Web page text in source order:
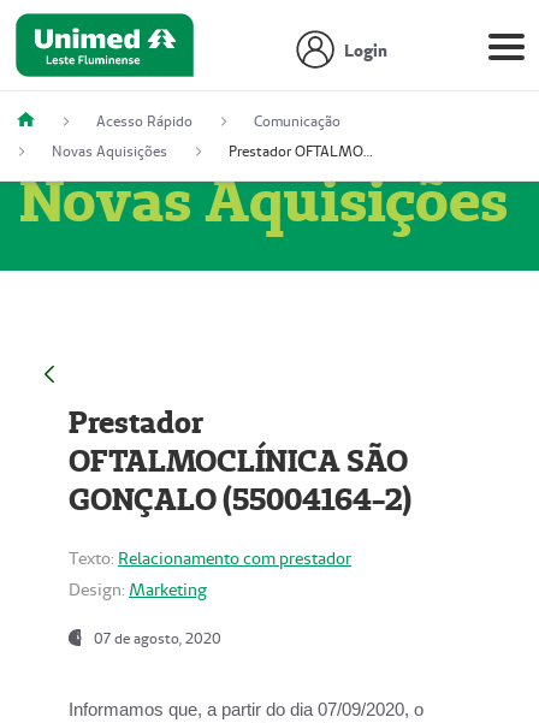
Login
Acesso Rápido
Comunicação
Novas Aquisições
Prestador OFTALMOCLÍNICA SÃO GONÇALO (55004164-2)
Novas Aquisições
Prestador
OFTALMOCLÍNICA SÃO
GONÇALO (55004164-2)
Texto: Relacionamento com prestador
Design: Marketing
07 de agosto, 2020
Informamos que, a partir do dia 07/09/2020, o